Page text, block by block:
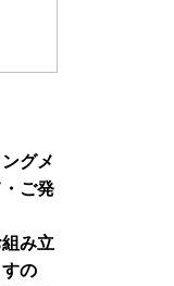
グメ
ご発
み立
の